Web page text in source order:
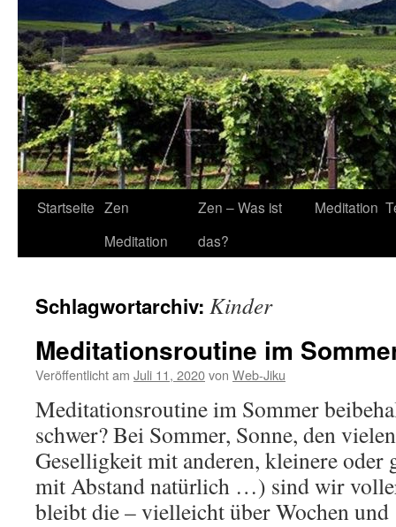
Startseite Zen
Meditation
Zen – Was ist
das?
Meditation
Schlagwortarchiv: Kinder
Meditationsroutine im
Veröffentlicht am Juli 11, 2020von Web-Jiku
Meditationsroutine im Sommer
schwer? Bei Sommer, Sonne, den
Geselligkeit mit anderen, kleinere oder
mit Abstand natürlich …) sind wir
bleibt die – vielleicht über Wochen